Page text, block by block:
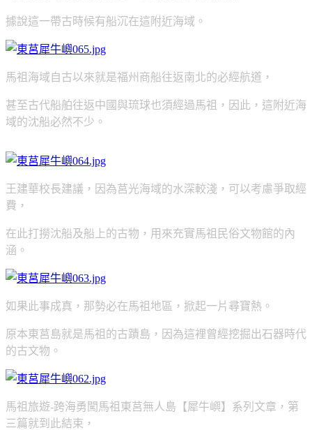
據說這一帶古時候有船沉在這附近海域。
馬祖海域自古以來就是福州商船往返南北的必經航道，
甚至古代船舶往返中國與琉球也須經過馬祖，因此，這附近海
域的沈船必然不少。
王建華校長建議，因為莒光海域的水深較淺，可以考慮爭取經
費，
在此打撈沈船及船上的古物，用來充實馬祖民俗文物館的內
涵。
如果此事成真，那勢必在馬祖地區，掀起一片尋寶熱。
原本東莒島就是馬祖的古蹟島，因為這裡曾經挖掘出石器時代
的古文物。
馬祖旅遊-跨海勇闖馬祖東莒無人島【犀牛嶼】系列文章，第
三篇就到此結束，